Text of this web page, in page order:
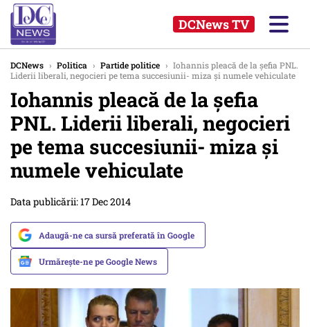
DCNews TV
DCNews › Politica › Partide politice › Iohannis pleacă de la șefia PNL.
Liderii liberali, negocieri pe tema succesiunii- miza și numele vehiculate
Iohannis pleacă de la șefia
PNL. Liderii liberali, negocieri
pe tema succesiunii- miza și
numele vehiculate
Data publicării: 17 Dec 2014
Adaugă-ne ca sursă preferată în Google
Urmărește-ne pe Google News